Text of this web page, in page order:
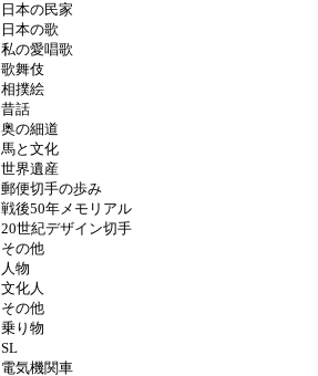
日本の民家
日本の歌
私の愛唱歌
歌舞伎
相撲絵
昔話
奥の細道
馬と文化
世界遺産
郵便切手の歩み
戦後50年メモリアル
20世紀デザイン切手
その他
人物
文化人
その他
乗り物
SL
電気機関車